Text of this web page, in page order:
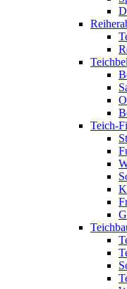
Teich-